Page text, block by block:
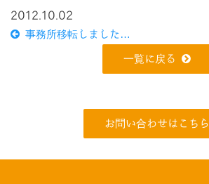
2012.10.02
事務所移転しました…
一覧に戻る
お問い合わせはこちら